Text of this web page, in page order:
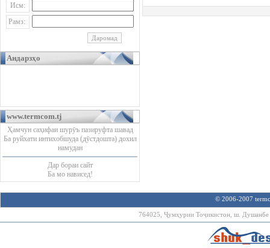
Исм:
Рамз:
Андарзҳо
www.termcom.tj
Ҳамчун саҳифаи шурӯъ пазируфта шавад
Ба руйхати интихобшуда (дӯстдошта) дохил
намудан
Дар бораи сайт
Ба мо нависед!
© 2006-2007
764025, Ҷумҳурии Тоҷикистон, ш.